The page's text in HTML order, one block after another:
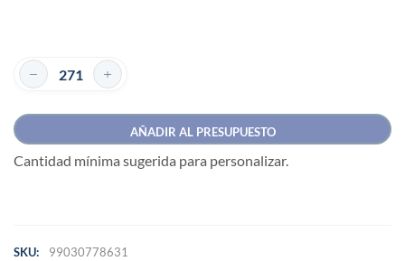
AÑADIR AL PRESUPUESTO
Cantidad mínima sugerida para personalizar.
SKU:
99030778631